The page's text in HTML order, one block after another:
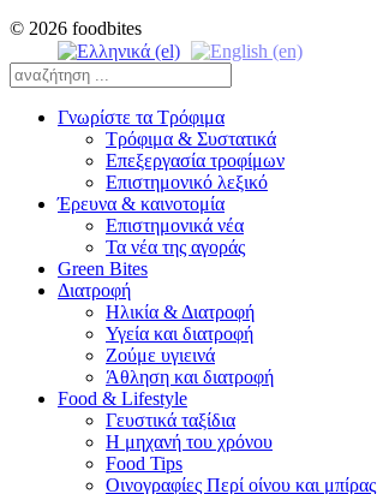
© 2026 foodbites
Γνωρίστε τα Τρόφιμα
Τρόφιμα & Συστατικά
Επεξεργασία τροφίμων
Επιστημονικό λεξικό
Έρευνα & καινοτομία
Επιστημονικά νέα
Τα νέα της αγοράς
Green Bites
Διατροφή
Ηλικία & Διατροφή
Υγεία και διατροφή
Ζούμε υγιεινά
Άθληση και διατροφή
Food & Lifestyle
Γευστικά ταξίδια
Η μηχανή του χρόνου
Food Tips
Οινογραφίες Περί οίνου και μπίρας